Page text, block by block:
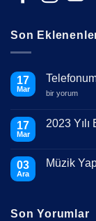
Son
17
Mar
Telefonumun
Ne
Yapmalıyım?
bir yorum
17
Mar
2023
Yılı
Hangileri?
03
Ara
Müzik
Programları
Son Yorumlar